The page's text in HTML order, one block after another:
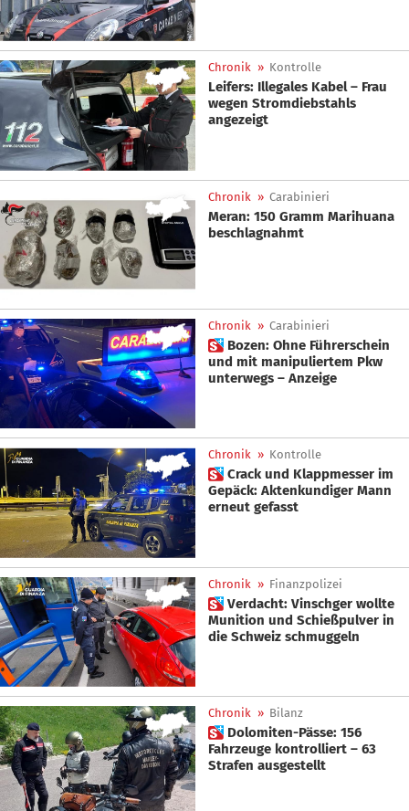
Chronik » Kontrolle
Leifers: Illegales Kabel – Frau
wegen Stromdiebstahls
angezeigt
Chronik » Carabinieri
Meran: 150 Gramm Marihuana
beschlagnahmt
Chronik » Carabinieri
 Bozen: Ohne Führerschein
und mit manipuliertem Pkw
unterwegs – Anzeige
Chronik » Kontrolle
 Crack und Klappmesser im
Gepäck: Aktenkundiger Mann
erneut gefasst
Chronik » Finanzpolizei
 Verdacht: Vinschger wollte
Munition und Schießpulver in
die Schweiz schmuggeln
Chronik » Bilanz
 Dolomiten-Pässe: 156
Fahrzeuge kontrolliert – 63
Strafen ausgestellt